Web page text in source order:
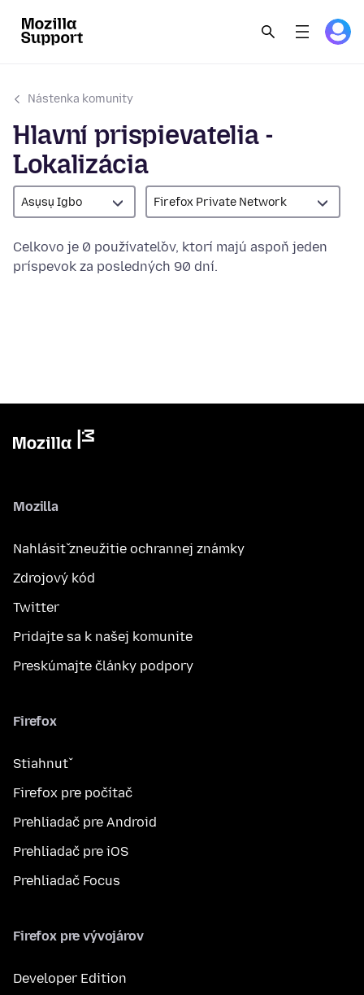
Nástenka komunity
Hlavní prispievatelia -
Lokalizácia
Asụsụ Igbo Firefox Private Network
Celkovo je 0 používateľov, ktorí majú aspoň jeden
príspevok za posledných 90 dní.
Mozilla
Nahlásiť zneužitie ochrannej známky
Zdrojový kód
Twitter
Pridajte sa k našej komunite
Preskúmajte články podpory
Firefox
Stiahnuť
Firefox pre počítač
Prehliadač pre Android
Prehliadač pre iOS
Prehliadač Focus
Firefox pre vývojárov
Developer Edition